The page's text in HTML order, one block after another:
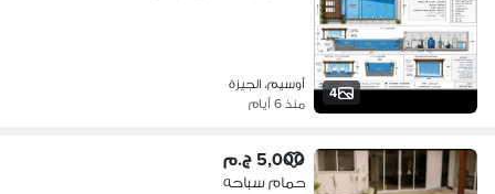
4
أوسيم، الجيزة
منذ 6 أيام
5,000 ج.م
حمام سباحه